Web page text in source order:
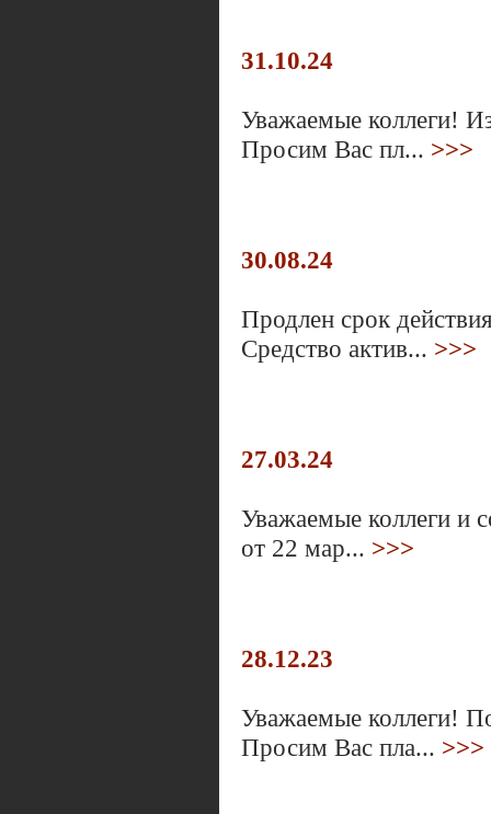
31.10.24
Уважаемые коллеги!
Просим Вас пл... >>>
30.08.24
Продлен срок
Средство актив... >>>
27.03.24
Уважаемые коллеги
от 22 мар... >>>
28.12.23
Уважаемые коллеги!
Просим Вас пла... >>>